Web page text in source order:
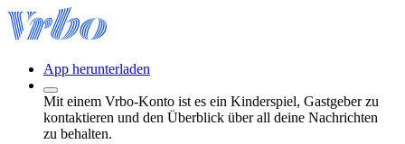
App herunterladen
Mit einem Vrbo-Konto ist es ein Kinderspiel, Gastgeber zu
kontaktieren und den Überblick über all deine Nachrichten
zu behalten.